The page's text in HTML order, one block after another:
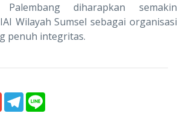
diharapkan semakin
Wilayah Sumsel sebagai organisasi
penuh integritas.
GmailTelegram